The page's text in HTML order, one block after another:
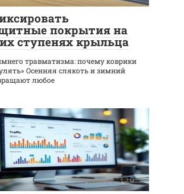
покрытия на
ступенях крыльца
травматизма: почему коврики
Осенняя слякоть и зимний
любое
0